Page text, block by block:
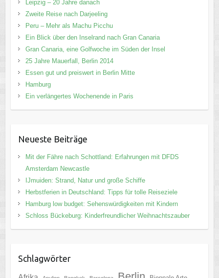
Leipzig – 20 Jahre danach
Zweite Reise nach Darjeeling
Peru – Mehr als Machu Picchu
Ein Blick über den Inselrand nach Gran Canaria
Gran Canaria, eine Golfwoche im Süden der Insel
25 Jahre Mauerfall, Berlin 2014
Essen gut und preiswert in Berlin Mitte
Hamburg
Ein verlängertes Wochenende in Paris
Neueste Beiträge
Mit der Fähre nach Schottland: Erfahrungen mit DFDS
Amsterdam Newcastle
IJmuiden: Strand, Natur und große Schiffe
Herbstferien in Deutschland: Tipps für tolle Reiseziele
Hamburg low budget: Sehenswürdigkeiten mit Kindern
Schloss Bückeburg: Kinderfreundlicher Weihnachtszauber
Schlagwörter